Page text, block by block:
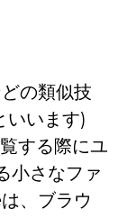
の類似技
いいます)
する際にユ
小さなファ
、ブラウ